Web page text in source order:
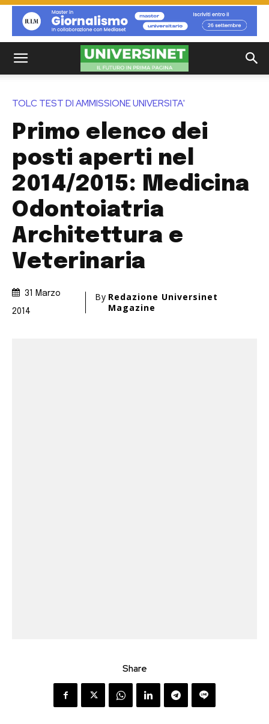
TOLC TEST DI AMMISSIONE UNIVERSITA'
Primo elenco dei
posti aperti nel
2014/2015: Medicina
Odontoiatria
Architettura e
Veterinaria
31 Marzo
2014
By Redazione Universinet
Magazine
Share